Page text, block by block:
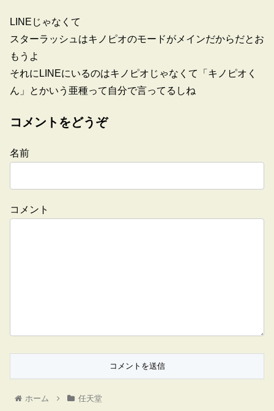
LINEじゃなくて
スターラッシュはキノピオのモードがメインだからだとお
もうよ
それにLINEにいるのはキノピオじゃなくて「キノピオく
ん」とかいう亜種って自分で言ってるしね
コメントをどうぞ
名前
コメント
ホーム 任天堂